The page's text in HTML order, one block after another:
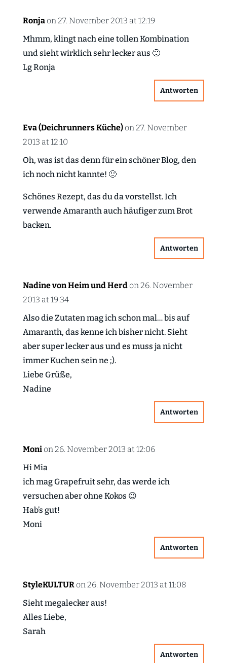
Ronja on 27. November 2013 at 12:19
Mhmm, klingt nach eine tollen Kombination
und sieht wirklich sehr lecker aus 🙂
Lg Ronja
Antworten
Eva (Deichrunners Küche) on 27. November
2013 at 12:10
Oh, was ist das denn für ein schöner Blog, den
ich noch nicht kannte! 🙂
Schönes Rezept, das du da vorstellst. Ich
verwende Amaranth auch häufiger zum Brot
backen.
Antworten
Nadine von Heim und Herd on 26. November
2013 at 19:34
Also die Zutaten mag ich schon mal… bis auf
Amaranth, das kenne ich bisher nicht. Sieht
aber super lecker aus und es muss ja nicht
immer Kuchen sein ne ;).
Liebe Grüße,
Nadine
Antworten
Moni on 26. November 2013 at 12:06
Hi Mia
ich mag Grapefruit sehr, das werde ich
versuchen aber ohne Kokos 😉
Hab’s gut!
Moni
Antworten
StyleKULTUR on 26. November 2013 at 11:08
Sieht megalecker aus!
Alles Liebe,
Sarah
Antworten